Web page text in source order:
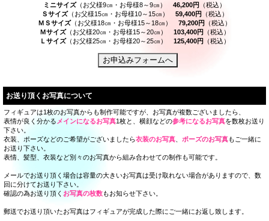
ミニサイズ（お父様9㎝・お母様8～9㎝） 46,200円
（税込）
Ｓサイズ（お父様15㎝・お母様10～15㎝） 59,400円
（税込）
ＭＳサイズ（お父様18㎝・お母様15～18㎝） 79,200円
（税込）
Ｍサイズ（お父様20㎝・お母様15～20㎝） 103,400円
（税込）
Ｌサイズ（お父様25㎝・お母様20～25㎝） 125,400円 （税込）
お送り頂くお写真について
フィギュアは1枚のお写真からも制作可能ですが、お写真が複数ございましたら、
表情が良く分かる メインになるお写真1枚と、横顔などの参考になるお写真を数枚お送り
下さい。
衣装、ポーズなどのご希望がございましたら衣装のお写真 ポーズのお写真もご一緒に
お送り下さい。
表情、髪型、衣装など別々のお写真から組み合わせての制作も可能です。
メールでお送り頂く場合は容量の大きいお写真は受け取れない場合がありますので、数
回に分けてお送り下さい。
確認の為お送り頂く お写真の枚数もお知らせ下さい。
郵送でお送り頂いたお写真はフィギュアが完成した際にご一緒にお返し致します。